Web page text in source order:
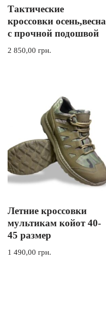
Тактические
кроссовки осень,весна
с прочной подошвой
2 850,00 грн.
Летние кроссовки
мультикам койот 40-
45 размер
1 490,00 грн.